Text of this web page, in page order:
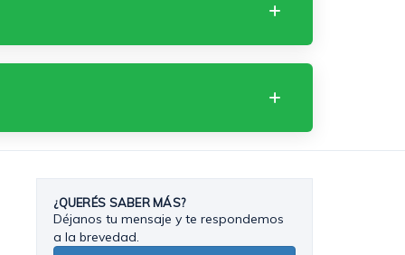
¿QUERÉS SABER MÁS?
Déjanos tu mensaje y te respondemos
a la brevedad.